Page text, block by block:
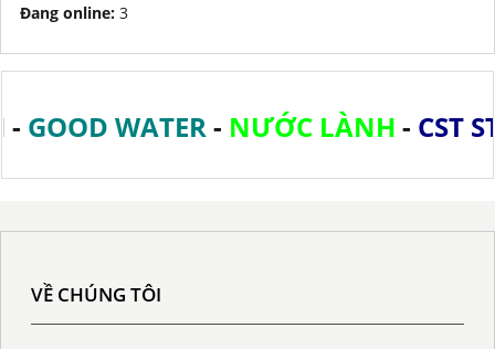
Đang online: 3
GOOD WATER-NƯỚC LÀNH-CST
VỀ CHÚNG TÔI